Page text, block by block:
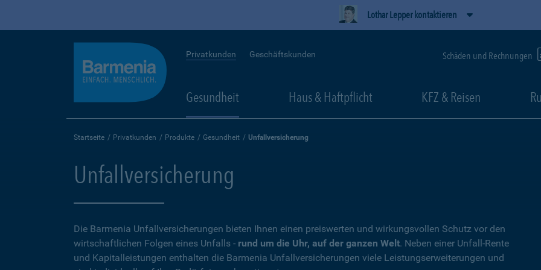
Lothar Lepper kontaktieren
Privatkunden Geschäftskunden Schäden und Rechnungen
Gesundheit Haus & Haftpflicht KFZ & Reisen
Startseite Privatkunden Produkte Gesundheit Unfallversicherung
Unfallversicherung
Die Barmenia Unfallversicherungen bieten Ihnen einen preiswerten und wirkungsvollen Schutz vor den
wirtschaftlichen Folgen eines Unfalls - rund um die Uhr, auf der ganzen Welt. Neben einer Unfall-Rente
und Kapitalleistungen enthalten die Barmenia Unfallversicherungen viele Leistungserweiterungen und